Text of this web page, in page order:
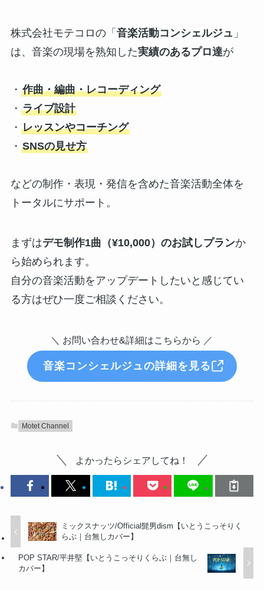
株式会社モテコロの「 音楽活動コンシェルジュ 」
は、音楽の現場を熟知した実績のあるプロ達が
・ 作曲・編曲・レコーディング
・ ライブ設計
・ レッスンやコーチング
・ SNSの見せ方
などの制作・表現・発信を含めた音楽活動全体を
トータルにサポート。
まずはデモ制作1曲（¥10,000）のお試しプランか
ら始められます。
自分の音楽活動をアップデートしたいと感じてい
る方はぜひ一度ご相談ください。
＼ お問い合わせ&詳細はこちらから ／
音楽コンシェルジュの詳細を見る
Motet Channel
よかったらシェアしてね！
ミックスナッツ/Official髭男dism【いとうこっそりく
らぶ｜台無しカバー】
POP STAR/平井堅【いとうこっそりくらぶ｜台無し
カバー】